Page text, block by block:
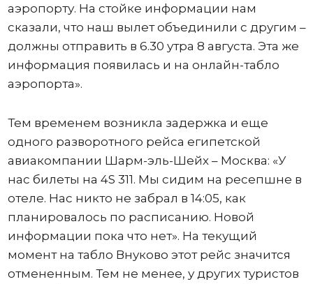
аэропорту. На стойке информации нам
сказали, что наш вылет объединили с другим –
должны отправить в 6.30 утра 8 августа. Эта же
информация появилась и на онлайн-табло
аэропорта».
Тем временем возникла задержка и еще
одного разворотного рейса египетской
авиакомпании Шарм-эль-Шейх – Москва: «У
нас билеты на 4S 311. Мы сидим на ресепшне в
отеле. Нас никто не забрал в 14:05, как
планировалось по расписанию. Новой
информации пока что нет». На текущий
момент на табло Внуково этот рейс значится
отмененным. Тем не менее, у других туристов